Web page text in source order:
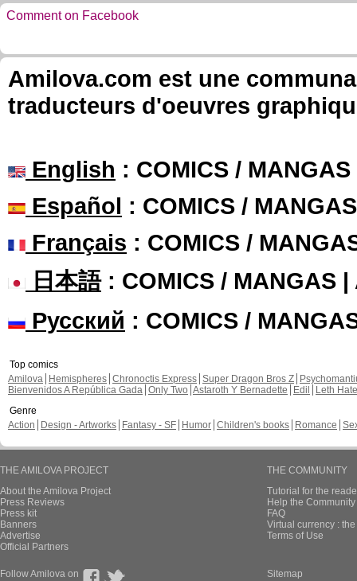
Comment on Facebook
Amilova.com est une
traducteurs d'oeuvres
English : COMICS /
Español : COMICS /
Français : COMICS /
日本語: COMICS / MANGAS |
Русский : COMICS /
Top comics
Amilova
Hemispheres Chronoctis Express Super Dragon Bros Z
Bienvenidos A República Gada Only Two Astaroth Y Bernadette Edil
Leth Hate
Genre
Action
Design - Artworks Fantasy - SF Humor Children's books Romance
THE AMILOVA PROJECT
About the Amilova Project
Press Reviews
Press kit
Banners
Advertise
Official Partners
THE COMMUNITY
Tutorial for the
Help the
FAQ
Virtual currency :
Terms of Use
Follow Amilova on Sitemap